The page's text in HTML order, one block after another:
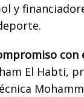
y
con
El Habti,